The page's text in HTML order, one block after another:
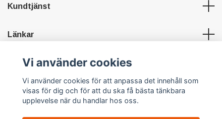
Kundtjänst
Länkar
Sociala medier
Vi använder cookies
Vi använder cookies för att anpassa det innehåll som
visas för dig och för att du ska få bästa tänkbara
upplevelse när du handlar hos oss.